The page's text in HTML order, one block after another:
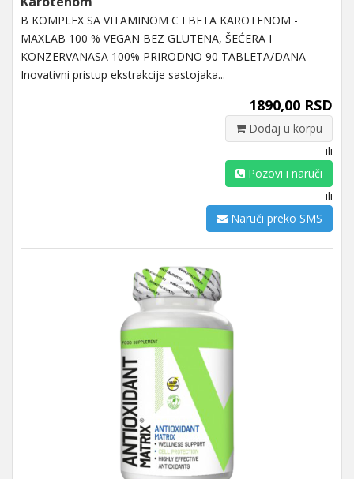
B KOMPLEX SA VITAMINOM C I BETA KAROTENOM -
MAXLAB 100 % VEGAN BEZ GLUTENA, ŠEĆERA I
KONZERVANASA 100% PRIRODNO 90 TABLETA/DANA
Inovativni pristup ekstrakcije sastojaka...
1890,00 RSD
Dodaj u korpu
ili
Pozovi i naruči
ili
Naruči preko SMS